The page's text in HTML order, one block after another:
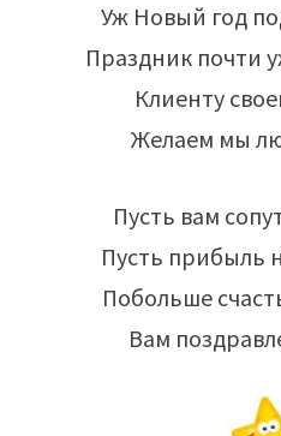
Уж Новый год
Праздник почти
Клиенту
Желаем мы
Пусть вам
Пусть прибыль
Побольше
Вам